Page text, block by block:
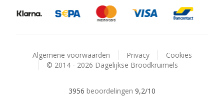
Algemene voorwaarden Privacy
Cookies
© 2014 - 2026 Dagelijkse Broodkruimels
3956 beoordelingen 9,2/10